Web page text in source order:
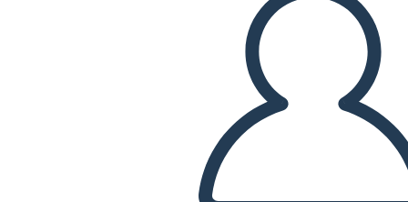
СЪЗДАЙТЕ СЦЕНАРИЙ
ПУСКАНЕ НА СЛАЙДШОУ
ЧЕТИ МИ